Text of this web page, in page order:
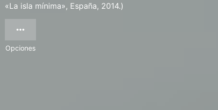
«La isla mínima», España, 2014.)
Opciones